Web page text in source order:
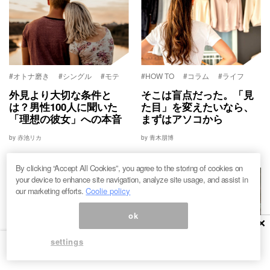
#オトナ磨き #シングル #モテ
外見より大切な条件と
は？男性100人に聞いた
「理想の彼女」への本音
by 赤池リカ
#HOW TO #コラム #ライフ
そこは盲点だった。「見
た目」を変えたいなら、
まずはアソコから
by 青木朋博
#HOW TO #シングル #モテ
×
By clicking “Accept All Cookies”, you agree to the storing of cookies on
your device to enhance site navigation, analyze site usage, and assist in
our marketing efforts.Coolie policy
ok
settings